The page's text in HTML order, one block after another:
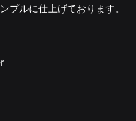
プルに仕上げております。